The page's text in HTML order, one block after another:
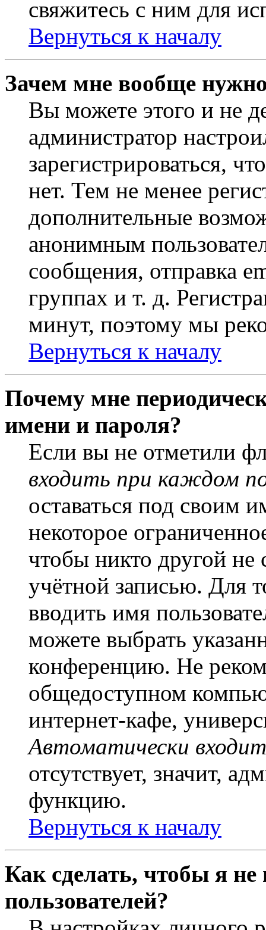
свяжитесь с ним для
Вернуться к началу
Зачем мне вообще
Вы можете этого и не
администратор
зарегистрироваться,
нет. Тем не менее
дополнительные
анонимным
сообщения, отправка
группах и т. д.
минут, поэтому мы
Вернуться к началу
Почему мне
имени и пароля?
Если вы не отметили
входить при каждом
оставаться под своим
некоторое
чтобы никто другой не
учётной записью. Для
вводить имя
можете выбрать
конференцию. Не
общедоступном
интернет-кафе,
Автоматически
отсутствует, значит,
функцию.
Вернуться к началу
Как сделать, чтобы я
пользователей?